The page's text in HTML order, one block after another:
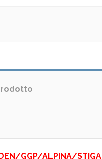
GGP/ALPINA/STIGA